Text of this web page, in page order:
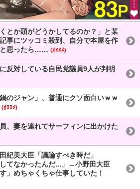
とか頭がどうかしてるのか？」と某
事にツッコミ殺到、自分で本屋を作
と思ったら…… (ｵﾇﾇﾒ)
反対している自民党議員9人が判明
のジャン」、普通にクソ面白いｗｗ
(ｵﾇﾇﾒ)
、妻を連れてサーフィンに出かけた
紀美大臣「議論すべき時だ」
てなかったんだ...」→小野田大臣
」めちゃくちゃ仕事していた！